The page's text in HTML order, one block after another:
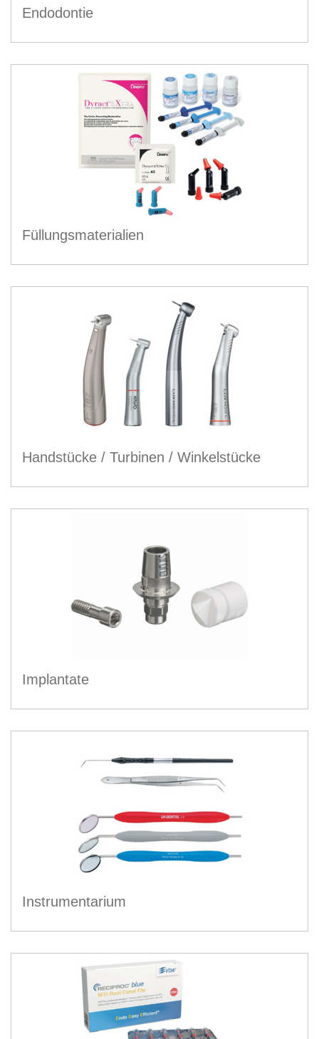
Endodontie
Füllungsmaterialien
Handstücke / Turbinen / Winkelstücke
Implantate
Instrumentarium